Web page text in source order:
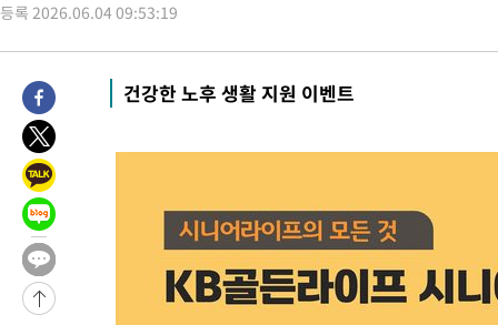
3시간 전 >[속보] 노원서 40.1도 관측…서울, 2018년 이후 첫 40도
4시간 전 >[속보]종합특검, '계엄 수용공간 확보' 신용해 前교정본부장 기소
4시간 전 >
외신들도 주목한 韓축구 파문…"국민적 공분에 수사 재개"
4시간 전 >
11시간 압수수색에 성접대 파문까지…'쑥대밭' 된 축구협회
4시간 전 >
후임
-12752초 전 >
-9891초 전 >
미 사업체 일자리, 7월에 2.3만개 순감하고 그 전 2개월 10.3만
향수정 (2보)
-9339초 전 >
[속보] 미 사업체, 일자리 7월에 2.3만 개 줄어…실업률은 4.1%
-5202초 전 >
[속보]이 대통령 "부동산 공급 기존 사고방식 매달리지 말고 과
실천"
-4287초 전 >
이란, "오만과 '중앙 단일 루트' 합의…북쪽 인바운드·남쪽 아
등록 2026.06.04 09:53:19
건강한 노후 생활 지원 이벤트